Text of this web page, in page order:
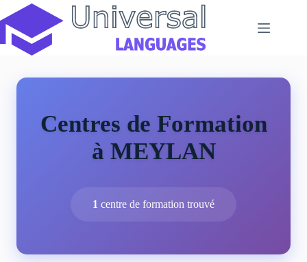
Passer
au
contenu
Centres de Formation
à MEYLAN
1 centre de formation trouvé